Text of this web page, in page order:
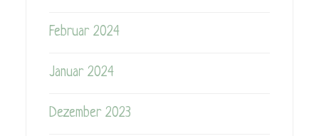
Februar 2024
Januar 2024
Dezember 2023